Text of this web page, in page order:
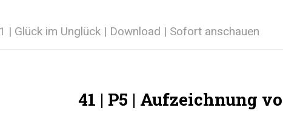
Glück im Unglück | Download | Sofort anschauen
41 | P5 | Aufzeichnung